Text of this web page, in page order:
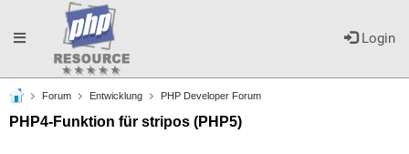
Login
Toggle
navigation
Forum Entwicklung PHP Developer Forum
PHP4-Funktion für stripos (PHP5)